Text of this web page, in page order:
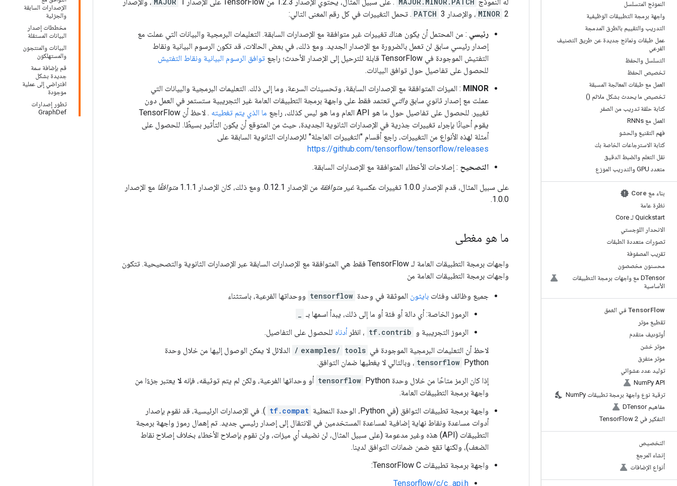
النموذج المتسلسل
واجهة برمجة التطبيقات الوظيفية
التدريب والتقييم بالطرق المدمجة
عمل طبقات ونماذج جديدة عن طريق التصنيف
الفرعي
التسلسل والحفظ
تخصيص الحفظ
العمل مع طبقات المعالجة المسبقة
تخصيص ما يحدث بشكل ملائم ()
كتابة حلقة تدريب من الصفر
العمل مع RNNs
فهم التقنيع والحشو
كتابة الاسترجاعات الخاصة بك
نقل التعلم والضبط الدقيق
متعدد GPU والتدريب الموزع
بناء مع Core
نظرة عامة
Quickstart لـ Core
الانحدار اللوجستي
تصورات متعددة الطبقات
تقريب المصفوفة
محسنون مخصصون
DTensor مع واجهات برمجة التطبيقات
الأساسية
TensorFlow في العمق
تقطيع موتر
أوتوديف متقدم
موتر خشن
موتر متفرق
توليد عدد عشوائي
NumPy API
ترقية نوع واجهة برمجة تطبيقات Num Py
مفاهيم DTensor
التفكير في Tensor Flow 2
التخصيص
إنشاء المرجع
أنواع الإضافات
الإصدارات السابقة
والجزئية
مخططات إصدار
البيانات المستقلة
البيانات والمنتجون
والمستهلكون
قم بإضافة سمة
جديدة بشكل
افتراضي إلى عملية
موجودة
تطور إصدارات
GraphDef
MINOR 2، والإصدار PATCH 3. تحمل التغييرات في كل رقم المعنى التالي:
رئيسي : من المحتمل أن يكون هناك تغييرات غير متوافقة مع الإصدارات السابقة. التعليمات البرمجية والبيانات التي عملت مع
إصدار رئيسي سابق لن تعمل بالضرورة مع الإصدار الجديد. ومع ذلك، في بعض الحالات، قد تكون الرسوم البيانية ونقاط
التفتيش الموجودة في TensorFlow قابلة للترحيل إلى الإصدار الأحدث؛ راجع
توافق الرسوم البيانية ونقاط التفتيش
للحصول على تفاصيل حول توافق البيانات.
MINOR : الميزات المتوافقة مع الإصدارات السابقة، وتحسينات السرعة، وما إلى ذلك. التعليمات البرمجية والبيانات التي
عملت مع إصدار ثانوي سابقوالتي تعتمد فقط على واجهة برمجة التطبيقات العامة غير التجريبية ستستمر في العمل دون
تغيير. للحصول على تفاصيل حول ما هو API العام وما هو ليس كذلك، راجع
ما الذي يتم تغطيته
. لاحظ أن TensorFlow
يقوم أحيانًا بإجراء تغييرات جذرية في الإصدارات الثانوية الجديدة، حيث من المتوقع أن يكون التأثير بسيطًا. للحصول على
أمثلة لهذه الأنواع من التغييرات، راجع أقسام "التغييرات العاجلة" للإصدارات الثانوية السابقة على
https://github.com/tensorflow/tensorflow/releases
التصحيح : إصلاحات الأخطاء المتوافقة مع الإصدارات السابقة.
على سبيل المثال، قدم الإصدار 1.0.0 تغييرات عكسية غير متوافقة من الإصدار 0.12.1. ومع ذلك، كان الإصدار 1.1.1 متوافقًا مع الإصدار
1.0.0.
ما هو مغطى
واجهات برمجة التطبيقات العامة لـ TensorFlow فقط هي المتوافقة مع الإصدارات السابقة عبر الإصدارات الثانوية والتصحيحية. تتكون
واجهات برمجة التطبيقات العامة من
جميع وظائف وفئات بايثون الموثقة في وحدة tensorflow ووحداتها الفرعية، باستثناء
الرموز الخاصة: أي دالة أو فئة أو ما إلى ذلك، يبدأ اسمها بـ
الرموز التجريبية و tf.contrib ، انظرأدناه للحصول على التفاصيل.
لاحظ أن التعليمات البرمجية الموجودة في
examples/ tools/
الدلائل لا يمكن الوصول إليها من خلال وحدة
tensorflow Python، وبالتالي لا يغطيها ضمان التوافق.
إذا كان الرمز متاحًا من خلال وحدة
tensorflow Python أو وحداتها الفرعية، ولكن لم يتم توثيقه، فإنه لا يعتبر جزءًا من
واجهة برمجة التطبيقات العامة.
واجهة برمجة تطبيقات التوافق (في Python، الوحدة النمطية
tf.compat ). في الإصدارات الرئيسية، قد نقوم بإصدار
أدوات مساعدة ونقاط نهاية إضافية لمساعدة المستخدمين في الانتقال إلى إصدار رئيسي جديد. تم إهمال رموز واجهة برمجة
التطبيقات (API) هذه وغير مدعومة (على سبيل المثال، لن نضيف أي ميزات، ولن نقوم بإصلاح الأخطاء بخلاف إصلاح نقاط
الضعف)، ولكنها تقع ضمن ضمانات التوافق لدينا.
واجهة برمجة تطبيقات TensorFlow C:
Tensorflow/c/c_api.h